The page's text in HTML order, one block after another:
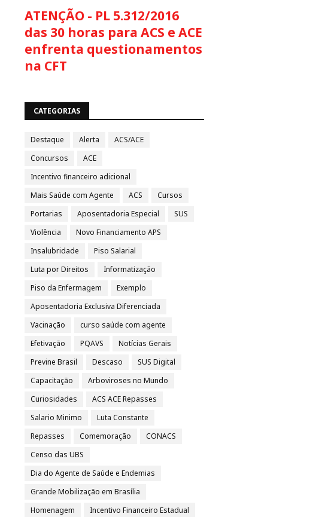
ATENÇÃO - PL 5.312/2016
das 30 horas para ACS e ACE
enfrenta questionamentos
na CFT
CATEGORIAS
Destaque Alerta
ACS/ACE
Concursos
ACE
Incentivo financeiro adicional
Mais Saúde com Agente
ACS
Cursos
Portarias
Aposentadoria Especial
SUS
Violência
Novo Financiamento APS
Insalubridade
Piso Salarial
Luta por Direitos
Informatização
Piso da Enfermagem
Exemplo
Aposentadoria Exclusiva Diferenciada
Vacinação
curso saúde com agente
Efetivação
PQAVS
Notícias Gerais
Previne Brasil
Descaso
SUS Digital
Capacitação
Arboviroses no Mundo
Curiosidades
ACS ACE Repasses
Salario Minimo
Luta Constante
Repasses
Comemoração
CONACS
Censo das UBS
Dia do Agente de Saúde e Endemias
Grande Mobilização em Brasília
Homenagem
Incentivo Financeiro Estadual